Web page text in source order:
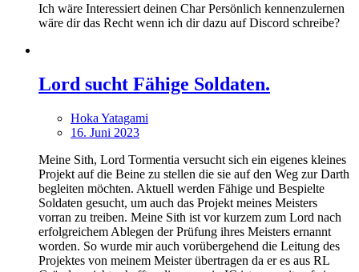
Ich wäre Interessiert deinen Char Persönlich kennenzulernen
wäre dir das Recht wenn ich dir dazu auf Discord schreibe?
Lord sucht Fähige Soldaten.
Hoka Yatagami
16. Juni 2023
Meine Sith, Lord Tormentia versucht sich ein eigenes kleines
Projekt auf die Beine zu stellen die sie auf den Weg zur Darth
begleiten möchten. Aktuell werden Fähige und Bespielte
Soldaten gesucht, um auch das Projekt meines Meisters
vorran zu treiben. Meine Sith ist vor kurzem zum Lord nach
erfolgreichem Ablegen der Prüfung ihres Meisters ernannt
worden. So wurde mir auch vorübergehend die Leitung des
Projektes von meinem Meister übertragen da er es aus RL